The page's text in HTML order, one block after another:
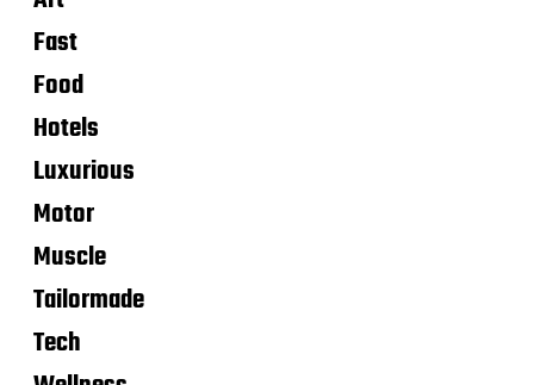
Fast
Food
Hotels
Luxurious
Motor
Muscle
Tailormade
Tech